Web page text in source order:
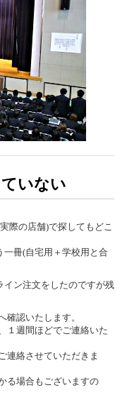
ていない
際の店舗)で探してもどこ
一冊(自宅用＋学校用と合
イン注文をしたのですが残
認いたします。
１週間ほどでご連絡いた
連絡させていただきま
る場合もございますの